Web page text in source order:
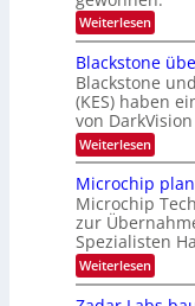
n
d
a
u
f
d
e
r
L
o
g
i
s
p
e
c
t
r
a
l
N
e
s
‘
t
i
o
n
a
V
i
s
i
o
n
N
i
g
h
t
Weiterlesen:
Z
l
a
n
d
o
b
t
e
i
l
i
g
t
Blackstone
Blackstone
(KES) haben
von
Weiterlesen:
B
a
c
k
s
t
o
n
Microchip
Microchip
zur
Spezialisten
Weiterlesen:
M